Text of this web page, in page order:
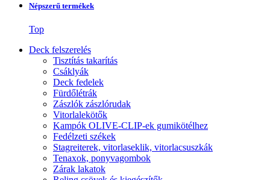
Népszerű termékek
Top
Deck felszerelés
Tisztítás takarítás
Csáklyák
Deck fedelek
Fürdőlétrák
Zászlók zászlórudak
Vitorlalekötők
Kampók OLIVE-CLIP-ek gumikötélhez
Fedélzeti székek
Stagreiterek, vitorlaseklik, vitorlacsuszkák
Tenaxok, ponyvagombok
Zárak lakatok